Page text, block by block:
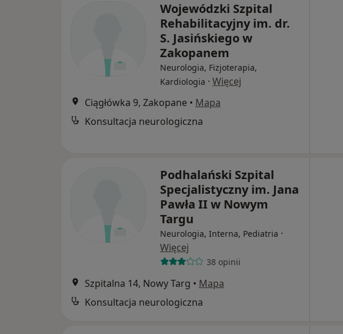
Wojewódzki Szpital
Rehabilitacyjny im. dr.
S. Jasińskiego w
Zakopanem
Neurologia, Fizjoterapia,
Kardiologia · Więcej
Ciągłówka 9, Zakopane • Mapa
Konsultacja neurologiczna
Podhalański Szpital
Specjalistyczny im. Jana
Pawła II w Nowym
Targu
Neurologia, Interna, Pediatria ·
Więcej
38 opinii
Szpitalna 14, Nowy Targ • Mapa
Konsultacja neurologiczna